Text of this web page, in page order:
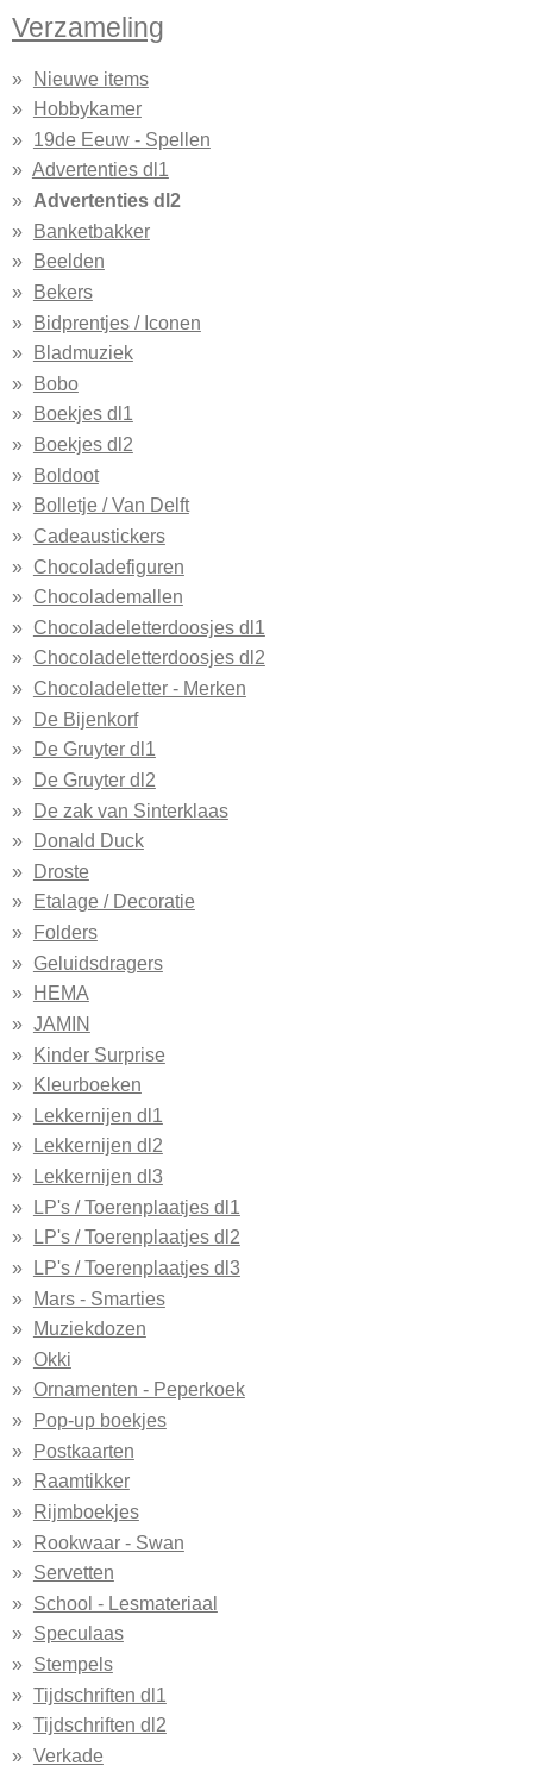
Verzameling
Nieuwe items
Hobbykamer
19de Eeuw - Spellen
Advertenties dl1
Advertenties dl2
Banketbakker
Beelden
Bekers
Bidprentjes / Iconen
Bladmuziek
Bobo
Boekjes dl1
Boekjes dl2
Boldoot
Bolletje / Van Delft
Cadeaustickers
Chocoladefiguren
Chocolademallen
Chocoladeletterdoosjes dl1
Chocoladeletterdoosjes dl2
Chocoladeletter - Merken
De Bijenkorf
De Gruyter dl1
De Gruyter dl2
De zak van Sinterklaas
Donald Duck
Droste
Etalage / Decoratie
Folders
Geluidsdragers
HEMA
JAMIN
Kinder Surprise
Kleurboeken
Lekkernijen dl1
Lekkernijen dl2
Lekkernijen dl3
LP's / Toerenplaatjes dl1
LP's / Toerenplaatjes dl2
LP's / Toerenplaatjes dl3
Mars - Smarties
Muziekdozen
Okki
Ornamenten - Peperkoek
Pop-up boekjes
Postkaarten
Raamtikker
Rijmboekjes
Rookwaar - Swan
Servetten
School - Lesmateriaal
Speculaas
Stempels
Tijdschriften dl1
Tijdschriften dl2
Verkade